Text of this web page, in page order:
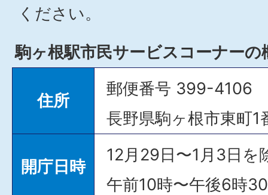
ください。
駒ヶ根駅市民サービスコーナーの
住所
郵便番号 399-4106
長野県駒ヶ根市東町1
開庁日時
12月29日〜1月3日を
午前10時〜午後6時